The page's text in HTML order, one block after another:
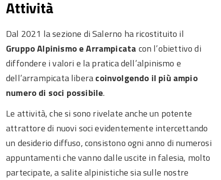
Attività
Dal 2021 la sezione di Salerno ha ricostituito il
Gruppo Alpinismo e Arrampicata con l’obiettivo di
diffondere i valori e la pratica dell’alpinismo e
dell’arrampicata liberacoinvolgendo il più ampio
numero di soci possibile.
Le attività, che si sono rivelate anche un potente
attrattore di nuovi soci evidentemente intercettando
un desiderio diffuso, consistono ogni anno di numerosi
appuntamenti che vanno dalle uscite in falesia, molto
partecipate, a salite alpinistiche sia sulle nostre